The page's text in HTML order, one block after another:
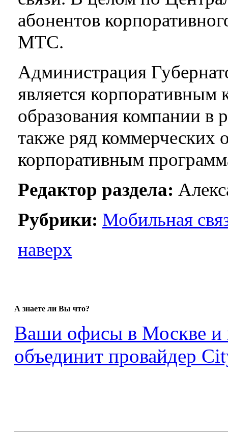
абонентов
МТС.
Администрация
является
образования компании
также ряд коммерческих
корпоративным
Редактор раздела:
Рубрики: Мобильная
наверх
А знаете ли Вы что?
Ваши офисы в Москве и
объединит провайдер